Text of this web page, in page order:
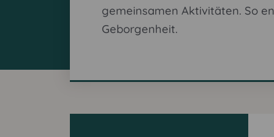
gemeinsamen Aktivitäten. So
Geborgenheit.